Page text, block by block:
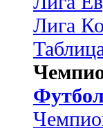
Лига